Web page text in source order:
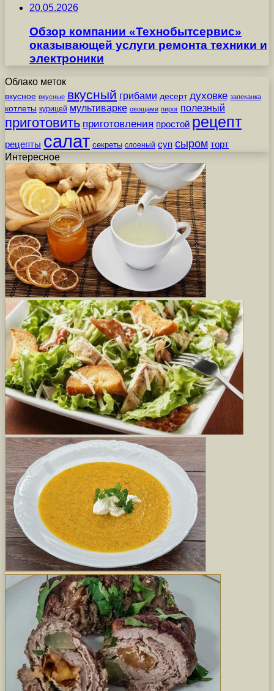
20.05.2026
Обзор компании «Технобытсервис»
оказывающей услуги ремонта техники и
электроники
Облако меток
вкусное вкусные вкусный грибами десерт духовке запеканка
котлеты курицей мультиварке овощами пирог полезный
приготовить приготовления простой рецепт
рецепты салат секреты слоеный суп сыром торт
Интересное